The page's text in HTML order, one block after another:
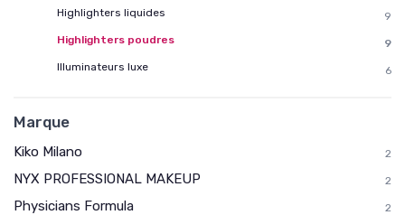
Highlighters liquides
9
Highlighters poudres
9
Illuminateurs luxe
6
Marque
Kiko Milano 2
NYX PROFESSIONAL MAKEUP 2
Physicians Formula 2